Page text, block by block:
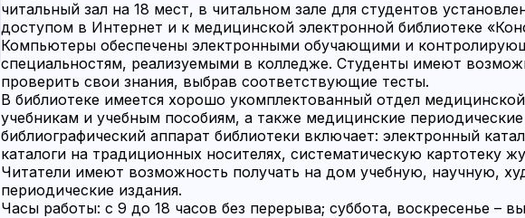
читальный зал на 18 мест, в читальном зале для студентов
доступом в Интернет и к медицинской электронной библиотеке
Компьютеры обеспечены электронными обучающими и
специальностям, реализуемыми в колледже. Студенты имеют
проверить свои знания, выбрав соответствующие тесты.
В библиотеке имеется хорошо укомплектованный отдел
учебникам и учебным пособиям, а также медицинские
библиографический аппарат библиотеки включает: электронный
каталоги на традиционных носителях, систематическую картотеку
Читатели имеют возможность получать на дом учебную, научную,
периодические издания.
Часы работы: с 9 до 18 часов без перерыва; суббота, воскресенье –